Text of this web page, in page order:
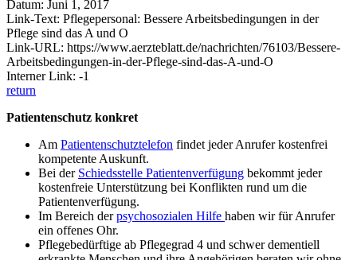
Datum: Juni 1, 2017
Link-Text: Pflegepersonal: Bessere Arbeitsbedingungen in der
Pflege sind das A und O
Link-URL: https://www.aerzteblatt.de/nachrichten/76103/Bessere-
Arbeitsbedingungen-in-der-Pflege-sind-das-A-und-O
Interner Link: -1
return
Patientenschutz konkret
Am Patientenschutztelefon findet jeder Anrufer kostenfrei
kompetente Auskunft.
Bei der Schiedsstelle Patientenverfügung bekommt jeder
kostenfreie Unterstützung bei Konflikten rund um die
Patientenverfügung.
Im Bereich derpsychosozialen Hilfe haben wir für Anrufer
ein offenes Ohr.
Pflegebedürftige ab Pflegegrad 4 und schwer dementiell